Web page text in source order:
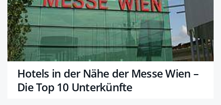
Hotels in der Nähe der Messe Wien –
Die Top 10 Unterkünfte